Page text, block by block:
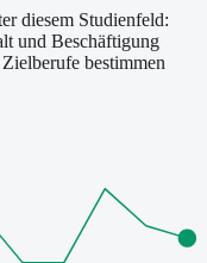
diesem Studienfeld:
und Beschäftigung
bestimmen